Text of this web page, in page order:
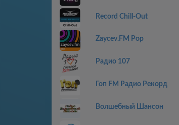
Record Chill-Out
Zaycev.FM Pop
Радио 107
Гоп FM Радио Рекорд
Волшебный Шансон